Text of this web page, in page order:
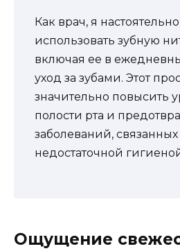
Как врач, я
использовать зубную
включая ее в
уход за зубами. Этот
значительно повысить
полости рта и
заболеваний, связанных
недостаточной
Ощущение